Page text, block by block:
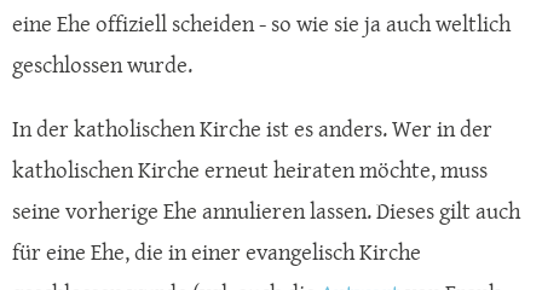
eine Ehe offiziell scheiden - so wie sie ja auch weltlich
geschlossen wurde.
In der katholischen Kirche ist es anders. Wer in der
katholischen Kirche erneut heiraten möchte, muss
seine vorherige Ehe annulieren lassen. Dieses gilt auch
für eine Ehe, die in einer evangelisch Kirche